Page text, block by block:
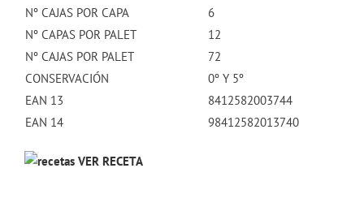
Nº CAJAS POR CAPA
6
Nº CAPAS POR PALET
12
Nº CAJAS POR PALET
72
CONSERVACIÓN
0º Y 5º
EAN 13
8412582003744
EAN 14
98412582013740
VER RECETA